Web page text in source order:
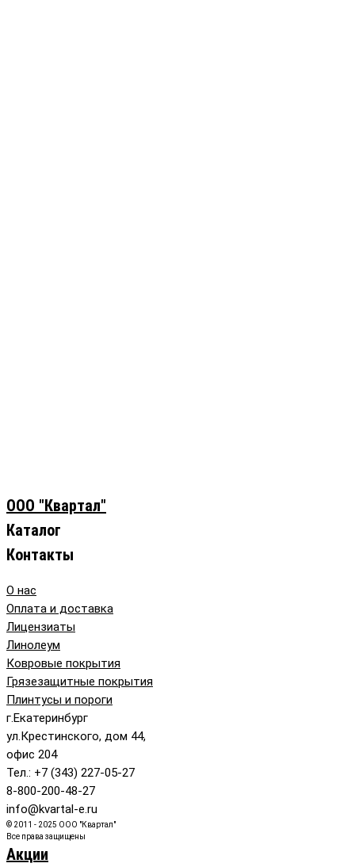
ООО "Квартал"
Каталог
Контакты
О нас
Оплата и доставка
Лицензиаты
Линолеум
Ковровые покрытия
Грязезащитные покрытия
Плинтусы и пороги
г.Екатеринбург
ул.Крестинского, дом 44,
офис 204
Тел.: +7 (343) 227-05-27
8-800-200-48-27
info@kvartal-e.ru
© 2011 - 2025 ООО "Квартал"
Все права защищены
Акции